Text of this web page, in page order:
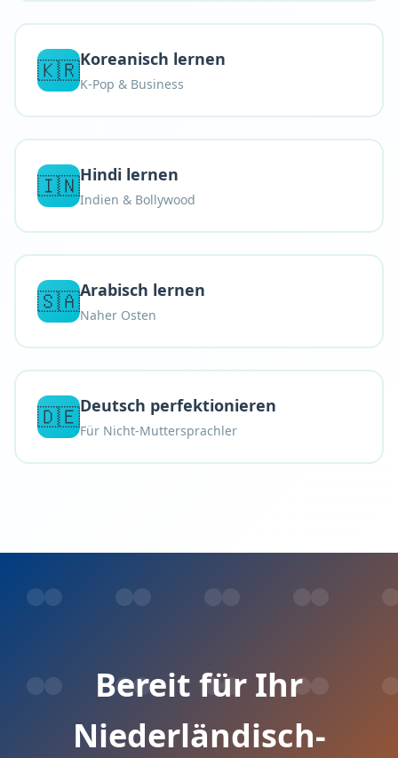
🇰🇷Koreanisch lernen
K-Pop & Business
🇮🇳Hindi lernen
Indien & Bollywood
🇸🇦Arabisch lernen
Naher Osten
🇩🇪Deutsch perfektionieren
Für Nicht-Muttersprachler
Bereit für Ihr
Niederländisch-